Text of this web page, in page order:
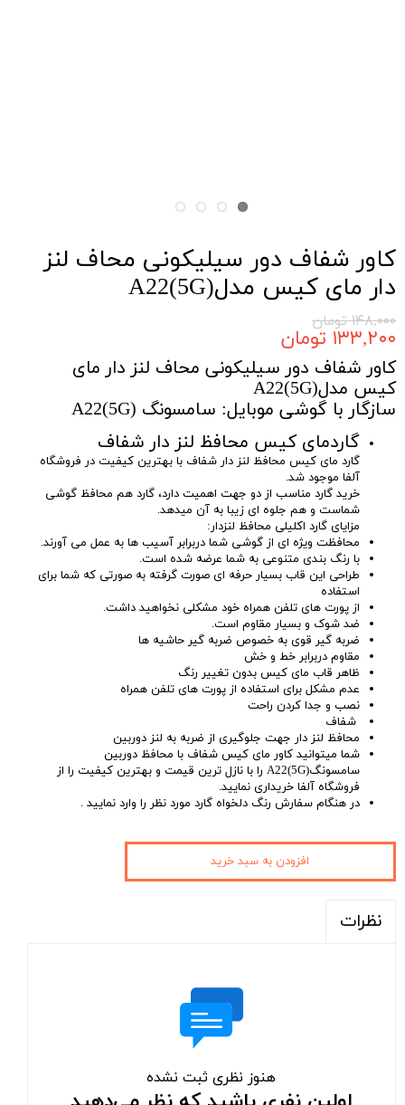
کاور شفاف دور سیلیکونی محاف لنز
دار مای کیس مدلA22(5G)
۱۴۸,۰۰۰ تومان
۱۳۳,۲۰۰ تومان
کاور شفاف دور سیلیکونی محاف لنز دار مای
کیس مدلA22(5G)
سازگار با گوشی موبایل: سامسونگ A22(5G)
گاردمای کیس محافظ لنز دار شفاف
گارد مای کیس محافظ لنز دار شفاف با بهترین کیفیت در فروشگاه
آلفا موجود شد.
خرید گارد مناسب از دو جهت اهمیت دارد، گارد هم محافظ گوشی
شماست و هم جلوه ای زیبا به آن میدهد.
مزایای گارد اکلیلی محافظ لنزدار:
محافظت ویژه ای از گوشی شما دربرابر آسیب ها به عمل می آورند.
با رنگ بندی متنوعی به شما عرضه شده است.
طراحی این قاب بسیار حرفه ای صورت گرفته به صورتی که شما برای
استفاده
از پورت های تلفن همراه خود مشکلی نخواهید داشت.
ضد شوک و بسیار مقاوم است.
ضربه گیر قوی به خصوص ضربه گیر حاشیه ها
مقاوم دربرابر خط و خش
ظاهر قاب مای کیس بدون تغییر رنگ
عدم مشکل برای استفاده از پورت های تلفن همراه
نصب و جدا کردن راحت
شفاف
محافظ لنز دار جهت جلوگیری از ضربه به لنز دوربین
شما میتوانید کاور مای کیس شفاف با محافظ دوربین
سامسونگA22(5G) را با نازل ترین قیمت و بهترین کیفیت را از
فروشگاه آلفا خریداری نمایید.
در هنگام سفارش رنگ دلخواه گارد مورد نظر را وارد نمایید .
افزودن به سبد خرید
نظرات
هنوز نظری ثبت نشده